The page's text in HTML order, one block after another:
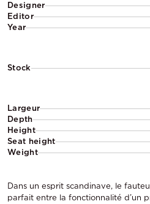
Designer
Editor
Year
Stock
Largeur
Depth
Height
Seat height
Weight
Dans un esprit scandinave, le
parfait entre la fonctionnalité d’un